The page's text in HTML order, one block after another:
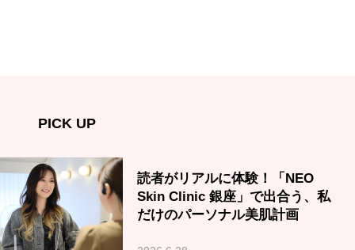
PICK UP
読者がリアルに体験！「NEO
Skin Clinic 銀座」で出合う、私
だけのパーソナル美肌計画